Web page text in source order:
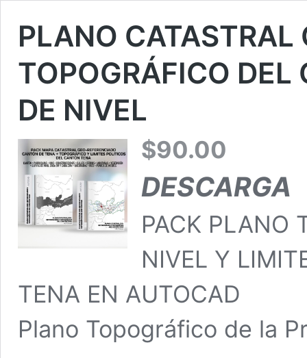
PLANO CATASTRAL
TOPOGRÁFICO DEL
DE NIVEL
$90.00
DESCARGA
PACK PLANO
NIVEL Y
TENA EN AUTOCAD
Plano Topográfico de la